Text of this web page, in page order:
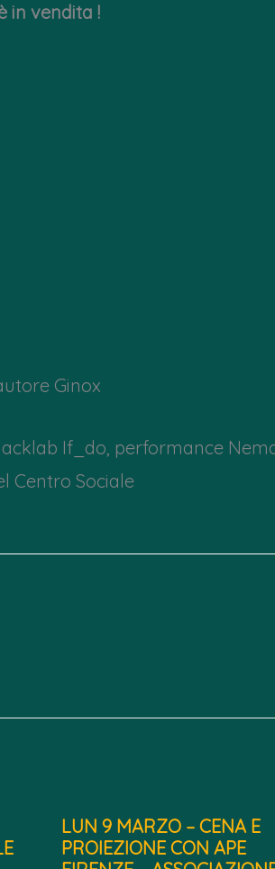
in vendita !
Ginox
If_do, performance
Centro Sociale
LUN 9 MARZO – CENA E
PROIEZIONE CON APE